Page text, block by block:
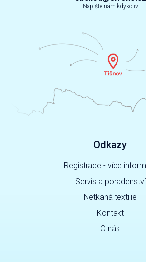
Napište nám kdykoliv
Odkazy
Registrace - více
Servis a poradenství
Netkaná textilie
Kontakt
O nás